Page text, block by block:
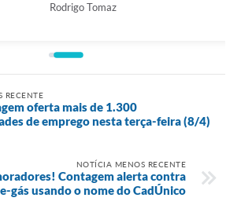
Rodrigo Tomaz
RECENTE
oferta mais de 1.300
de emprego nesta terça-feira (8/4)
NOTÍCIA MENOS RECENTE
Contagem alerta contra
gás usando o nome do CadÚnico